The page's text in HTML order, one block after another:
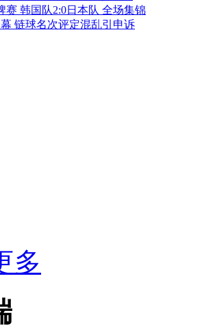
赛 韩国队2:0日本队 全场集锦
链球名次评定混乱引申诉
多